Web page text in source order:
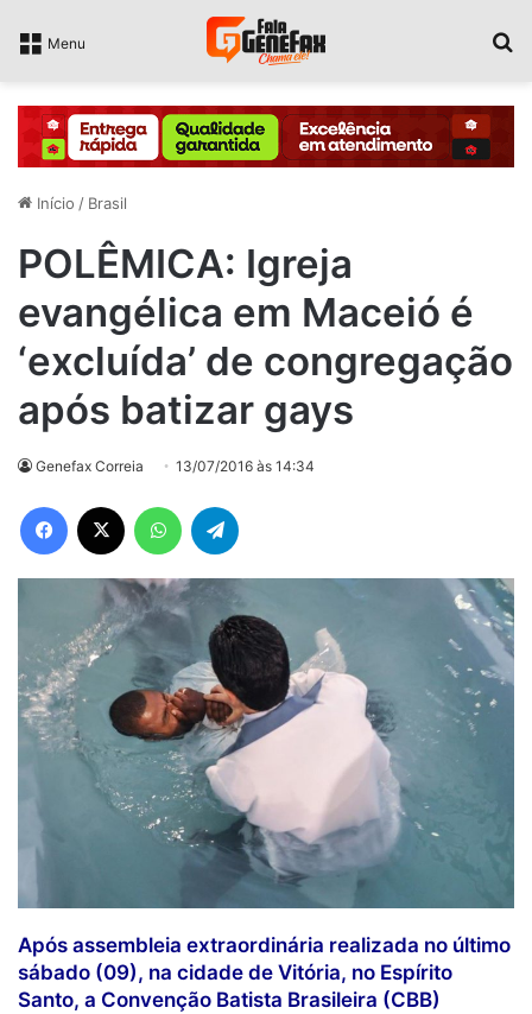
Menu
Início / Brasil
POLÊMICA: Igreja
evangélica em Maceió é
‘excluída’ de congregação
após batizar gays
Genefax Correia 13/07/2016 às 14:34
Facebook WhatsApp
Após assembleia extraordinária realizada no último
sábado (09), na cidade de Vitória, no Espírito
Santo, a Convenção Batista Brasileira (CBB)